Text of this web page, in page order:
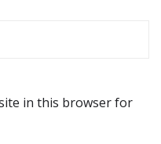
in this browser for